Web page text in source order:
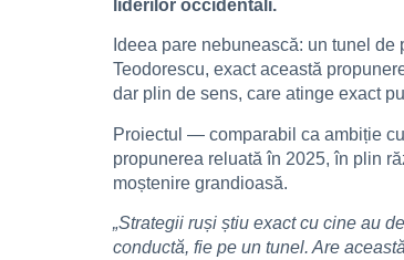
liderilor occidentali.
Ideea pare nebunească: un tunel
Teodorescu, exact această
dar plin de sens, care atinge exact
Proiectul — comparabil ca ambiție
propunerea reluată în 2025, în plin
moștenire grandioasă.
„Strategii ruși știu exact cu cine au
conductă, fie pe un tunel. Are